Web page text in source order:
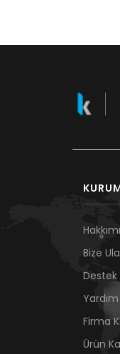
Bize
Destek
Yardım
Firma
Ürün